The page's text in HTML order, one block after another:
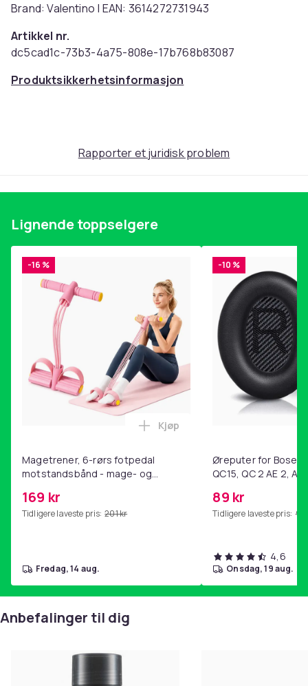
Brand: Valentino | EAN: 3614272731943
Artikkel nr.
dc5cad1c-73b3-4a75-808e-17b768b83087
Produktsikkerhetsinformasjon
Rapporter et juridisk problem
Lignende toppselgere
-16 %
Magetrener, 6-rørs fotpedal
motstandsbånd - mage- og
hjemmegymnastikk Pink
169 kr
Tidligere laveste pris: 201 kr
Legg Magetrener, 6-rørs
Kjøp
fredag, 14 aug.
-10 %
Øreputer for Bose
QC15, QC 2 AE 2, AE
89 kr
Tidligere laveste pris: 99
4,6
onsdag, 19 aug.
Anbefalinger til dig